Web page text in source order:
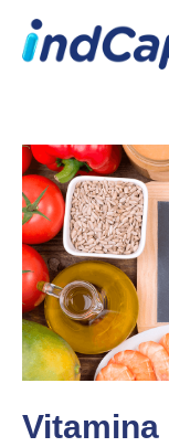
para
Vitamina